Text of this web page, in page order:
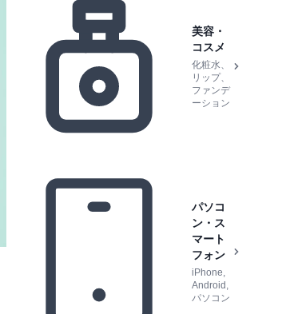
美容・
コスメ
化粧水、
リップ、
ファンデ
ーション
パソコ
ン・ス
マート
フォン
iPhone,
Android,
パソコン